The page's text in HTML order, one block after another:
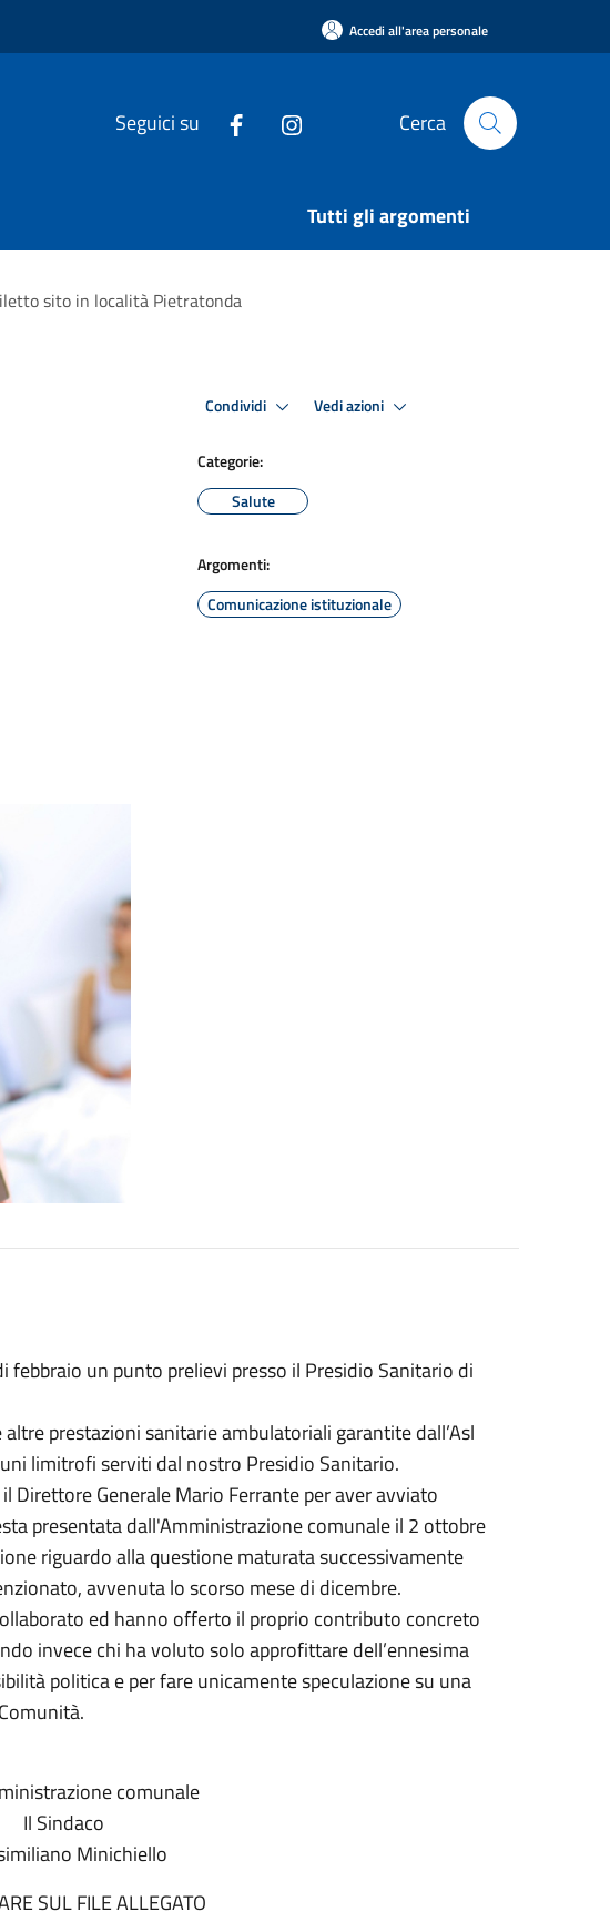
Accedi all'area personale
Seguici su Cerca
Tutti gli argomenti
sito in località Pietratonda
Condividi Vedi azioni
Categorie:
Salute
Argomenti:
Comunicazione istituzionale
febbraio un punto prelievi presso il Presidio Sanitario di
prestazioni sanitarie ambulatoriali garantite dall’Asl
limitrofi serviti dal nostro Presidio Sanitario.
Direttore Generale Mario Ferrante per aver avviato
presentata dall'Amministrazione comunale il 2 ottobre
riguardo alla questione maturata successivamente
avvenuta lo scorso mese di dicembre.
ed hanno offerto il proprio contributo concreto
invece chi ha voluto solo approfittare dell’ennesima
politica e per fare unicamente speculazione su una
comunale
Il Sindaco
Minichiello
SUL FILE ALLEGATO